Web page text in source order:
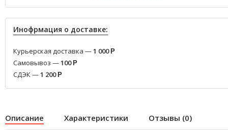
Инофрмация о доставке:
Курьерская доставка —1 000 Р
Самовывоз —100 Р
СДЭК —1 200 Р
Описание Характеристики Отзывы (0)